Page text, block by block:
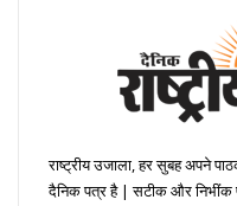
राष्ट्रीय उजाला, हर सुबह अपने
दैनिक पत्र है | सटीक और निभींक